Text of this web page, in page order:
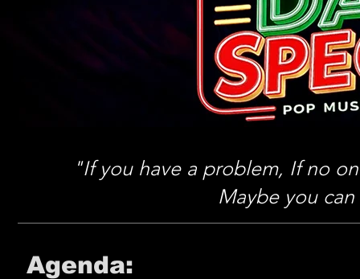
"If you have a problem, If no
Maybe you
Agenda: